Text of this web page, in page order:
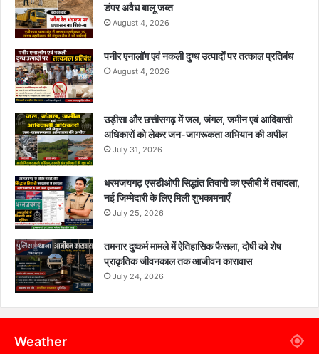
डंपर अवैध बालू जब्त
August 4, 2026
पनीर एनालॉग एवं नकली दुग्ध उत्पादों पर तत्काल प्रतिबंध
August 4, 2026
उड़ीसा और छत्तीसगढ़ में जल, जंगल, जमीन एवं आदिवासी
अधिकारों को लेकर जन-जागरूकता अभियान की अपील
July 31, 2026
धरमजयगढ़ एसडीओपी सिद्धांत तिवारी का एसीबी में तबादला,
नई जिम्मेदारी के लिए मिली शुभकामनाएँ
July 25, 2026
तमनार दुष्कर्म मामले में ऐतिहासिक फैसला, दोषी को शेष
प्राकृतिक जीवनकाल तक आजीवन कारावास
July 24, 2026
Weather